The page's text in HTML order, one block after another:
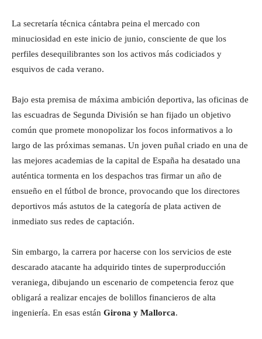
La secretaría técnica cántabra peina el mercado con
minuciosidad en este inicio de junio, consciente de que los
perfiles desequilibrantes son los activos más codiciados y
esquivos de cada verano.
Bajo esta premisa de máxima ambición deportiva, las oficinas de
las escuadras de Segunda División se han fijado un objetivo
común que promete monopolizar los focos informativos a lo
largo de las próximas semanas. Un joven puñal criado en una de
las mejores academias de la capital de España ha desatado una
auténtica tormenta en los despachos tras firmar un año de
ensueño en el fútbol de bronce, provocando que los directores
deportivos más astutos de la categoría de plata activen de
inmediato sus redes de captación.
Sin embargo, la carrera por hacerse con los servicios de este
descarado atacante ha adquirido tintes de superproducción
veraniega, dibujando un escenario de competencia feroz que
obligará a realizar encajes de bolillos financieros de alta
ingeniería. En esas están Girona y Mallorca.